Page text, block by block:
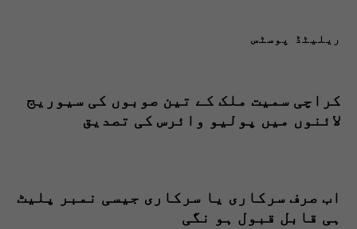
ریلیٹڈ پوسٹس
کراچی سمیت ملک کے تین صوبوں کی سیوریج
لائنوں میں پولیو وائرس کی تصدیق
اب صرف سرکاری یا سرکاری جیسی نمبر پلیٹ
ہی قابل قبول ہو نگی